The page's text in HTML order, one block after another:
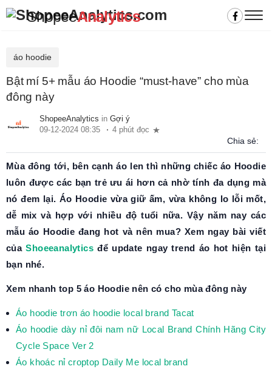
ShopeeAnalytics
áo hoodie
Bật mí 5+ mẫu áo Hoodie “must-have” cho mùa
đông này
ShopeeAnalytics in Gợi ý
09-12-2024 08:35
4 phút đọc
Chia sẻ:
Mùa đông tới, bên cạnh áo len thì những chiếc áo Hoodie
luôn được các bạn trẻ ưu ái hơn cả nhờ tính đa dụng mà
nó đem lại. Áo Hoodie vừa giữ ấm, vừa không lo lỗi mốt,
dễ mix và hợp với nhiều độ tuổi nữa. Vậy năm nay các
mẫu áo Hoodie đang hot và nên mua? Xem ngay bài viết
củaShoeeanalyticsđể update ngay trend áo hot hiện tại
bạn nhé.
Xem nhanh top 5 áo Hoodie nên có cho mùa đông này
Áo hoodie trơn áo hoodie local brand Tacat
Áo hoodie dày nỉ đôi nam nữ Local Brand Chính Hãng City
Cycle Space Ver 2
Áo khoác nỉ croptop Daily Me local brand